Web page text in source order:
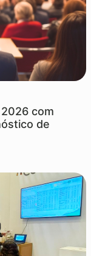
com
de